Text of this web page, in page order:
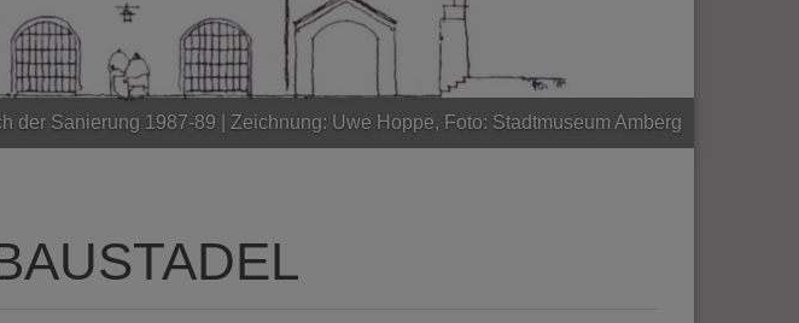
der Sanierung 1987-89 | Zeichnung: Uwe Hoppe, Foto: Stadtmuseum Amberg